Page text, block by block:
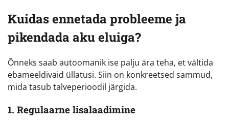
Kuidas ennetada probleeme ja
pikendada aku eluiga?
Õnneks saab autoomanik ise palju ära teha, et vältida
ebameeldivaid üllatusi. Siin on konkreetsed sammud,
mida tasub talveperioodil järgida.
1. Regulaarne lisalaadimine